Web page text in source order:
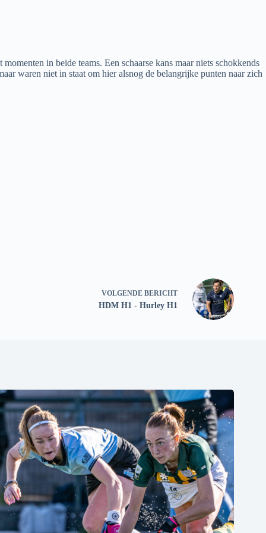
in beide teams. Een schaarse kans maar niets schokkends
waren niet in staat om hier alsnog de belangrijke punten naar zich
VOLGENDE BERICHT
HDM H1 - Hurley H1